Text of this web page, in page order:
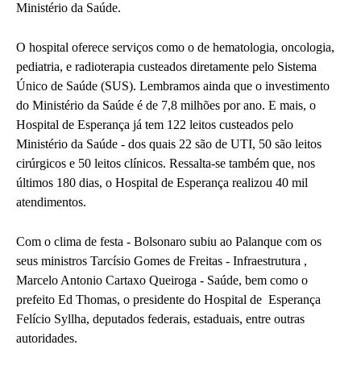
Ministério da Saúde.
O hospital oferece serviços como o de hematologia, oncologia,
pediatria, e radioterapia custeados diretamente pelo Sistema
Único de Saúde (SUS). Lembramos ainda que o investimento
do Ministério da Saúde é de 7,8 milhões por ano. E mais, o
Hospital de Esperança já tem 122 leitos custeados pelo
Ministério da Saúde - dos quais 22 são de UTI, 50 são leitos
cirúrgicos e 50 leitos clínicos. Ressalta-se também que, nos
últimos 180 dias, o Hospital de Esperança realizou 40 mil
atendimentos.
Com o clima de festa - Bolsonaro subiu ao Palanque com os
seus ministros Tarcísio Gomes de Freitas - Infraestrutura ,
Marcelo Antonio Cartaxo Queiroga - Saúde, bem como o
prefeito Ed Thomas, o presidente do Hospital de Esperança
Felício Syllha, deputados federais, estaduais, entre outras
autoridades.